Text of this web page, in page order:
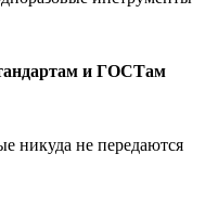
и ГОСТам
никуда не передаются